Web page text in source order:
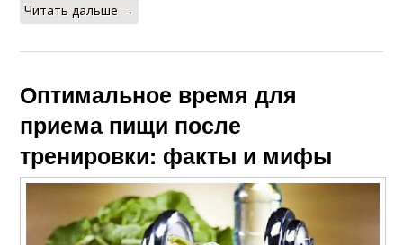
Читать дальше →
Оптимальное время для
приема пищи после
тренировки: факты и мифы